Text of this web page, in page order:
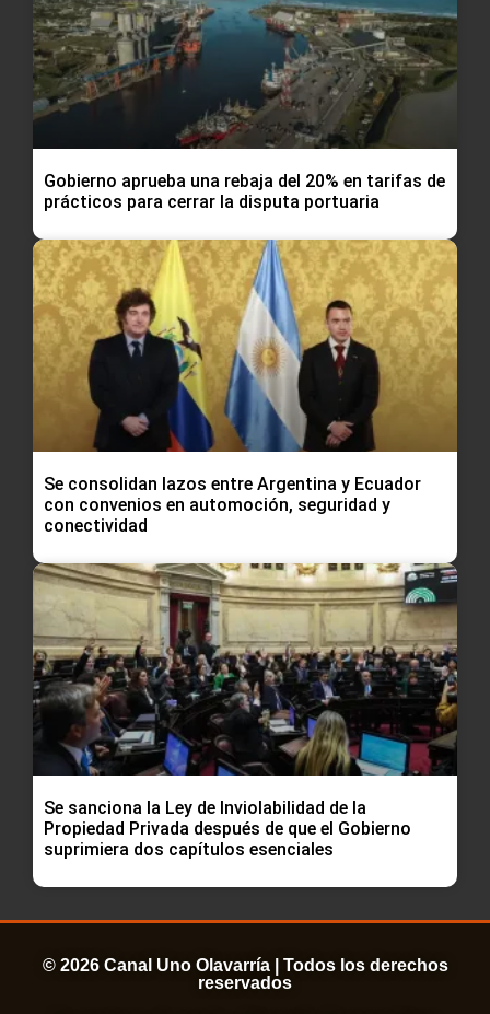
Gobierno aprueba una rebaja del 20% en tarifas de
prácticos para cerrar la disputa portuaria
Se consolidan lazos entre Argentina y Ecuador
con convenios en automoción, seguridad y
conectividad
Se sanciona la Ley de Inviolabilidad de la
Propiedad Privada después de que el Gobierno
suprimiera dos capítulos esenciales
© 2026 Canal Uno Olavarría | Todos los derechos
reservados